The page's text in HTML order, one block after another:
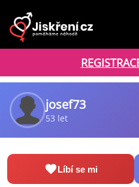
josef73
53 let
Líbí se mi